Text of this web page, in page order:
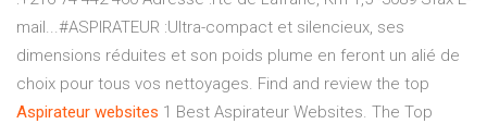
mail...#ASPIRATEUR :Ultra-compact et silencieux, ses
dimensions réduites et son poids plume en feront un alié de
choix pour tous vos nettoyages. Find and review the top
Aspirateur websites 1 Best Aspirateur Websites. The Top